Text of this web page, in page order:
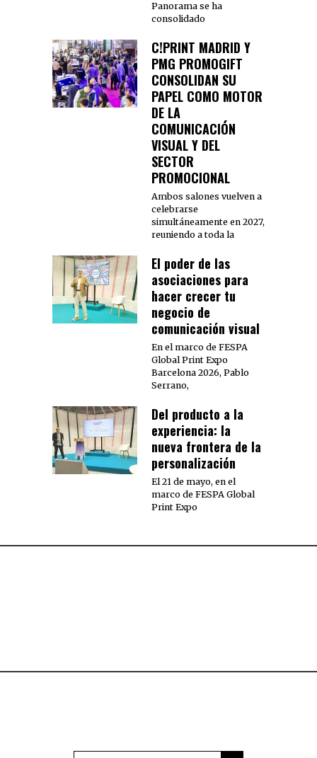
Panorama se ha
consolidado
C!PRINT MADRID Y
PMG PROMOGIFT
CONSOLIDAN SU
PAPEL COMO MOTOR
DE LA
COMUNICACIÓN
VISUAL Y DEL
SECTOR
PROMOCIONAL
Ambos salones vuelven a
celebrarse
simultáneamente en 2027,
reuniendo a toda la
El poder de las
asociaciones para
hacer crecer tu
negocio de
comunicación visual
En el marco de FESPA
Global Print Expo
Barcelona 2026, Pablo
Serrano,
Del producto a la
experiencia: la
nueva frontera de la
personalización
El 21 de mayo, en el
marco de FESPA Global
Print Expo